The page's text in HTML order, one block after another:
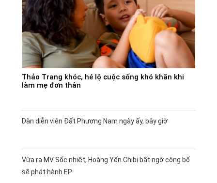
Thảo Trang khóc, hé lộ cuộc sống khó khăn khi
làm mẹ đơn thân
Dàn diễn viên Đất Phương Nam ngày ấy, bây giờ
Vừa ra MV Sốc nhiệt, Hoàng Yến Chibi bất ngờ công bố
sẽ phát hành EP